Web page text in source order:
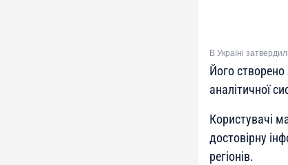
В Україні
Його
аналітичної
Користувачі
достовірну
регіонів.